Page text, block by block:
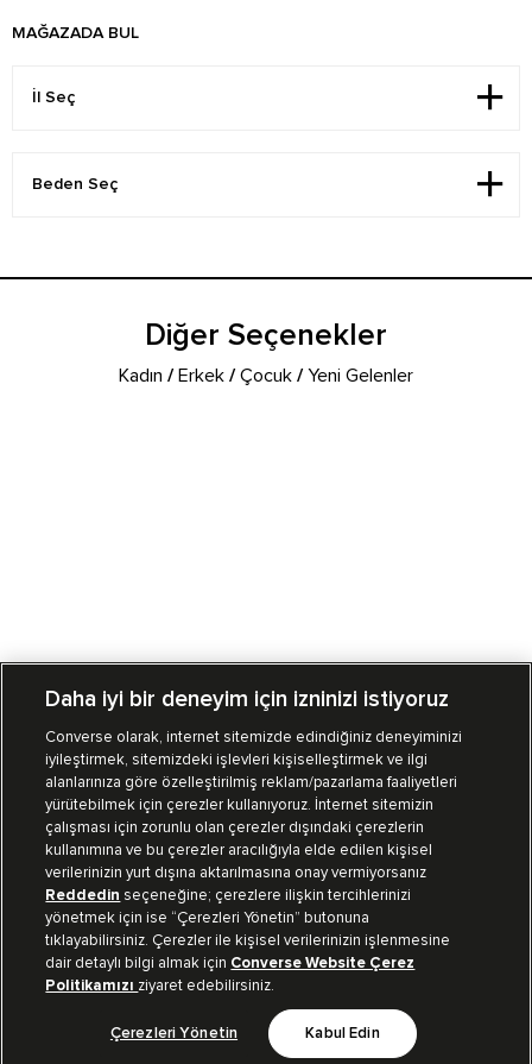
MAĞAZADA BUL
Diğer Seçenekler
Kadın /Erkek /Çocuk /Yeni Gelenler
Mağazalarımız Sipariş Takibi
Müşteri İlişkileri
Koleksiyon
Kurumsal
Bizi Takip Et
Daha iyi bir deneyim için izninizi istiyoruz
Converse olarak, internet sitemizde edindiğiniz deneyiminizi
iyileştirmek, sitemizdeki işlevleri kişiselleştirmek ve ilgi
alanlarınıza göre özelleştirilmiş reklam/pazarlama faaliyetleri
yürütebilmek için çerezler kullanıyoruz. İnternet sitemizin
çalışması için zorunlu olan çerezler dışındaki çerezlerin
kullanımına ve bu çerezler aracılığıyla elde edilen kişisel
verilerinizin yurt dışına aktarılmasına onay vermiyorsanız
Reddedin seçeneğine; çerezlere ilişkin tercihlerinizi
yönetmek için ise “Çerezleri Yönetin” butonuna
tıklayabilirsiniz. Çerezler ile kişisel verilerinizin işlenmesine
dair detaylı bilgi almak için Converse Website Çerez
Politikamızı ziyaret edebilirsiniz.
Çerezleri Yönetin Kabul Edin